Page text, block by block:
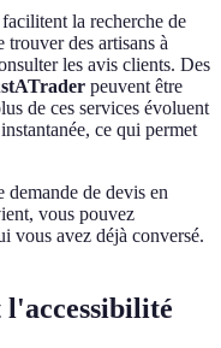
la recherche de
trouver des artisans à
les avis clients. Des
peuvent être
de ces services évoluent
ce qui permet
demande de devis en
vous pouvez
vous avez déjà conversé.